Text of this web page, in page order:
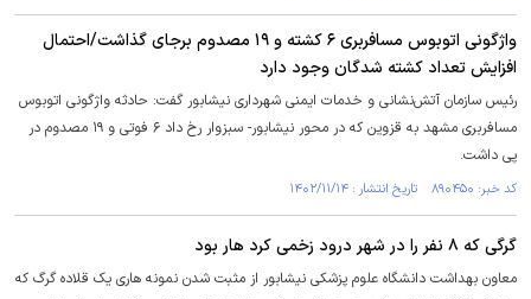
واژگونی اتوبوس مسافربری ۶ کشته و ۱۹ مصدوم برجای گذاشت/احتمال
افزایش تعداد کشته شدگان وجود دارد
رئیس سازمان آتش‌نشانی و خدمات ایمنی شهرداری نیشابور گفت: حادثه واژگونی اتوبوس
مسافربری مشهد به قزوین که در محور نیشابور- سبزوار رخ داد ۶ فوتی و ۱۹ مصدوم در
پی داشت.
کد خبر: ۸۹۰۴۵۰ تاریخ انتشار : ۱۴۰۲/۱۱/۱۴
گرگی که ۸ نفر را در شهر درود زخمی کرد هار بود
معاون بهداشت دانشگاه علوم پزشکی نیشابور از مثبت شدن نمونه هاری یک قلاده گرگ که